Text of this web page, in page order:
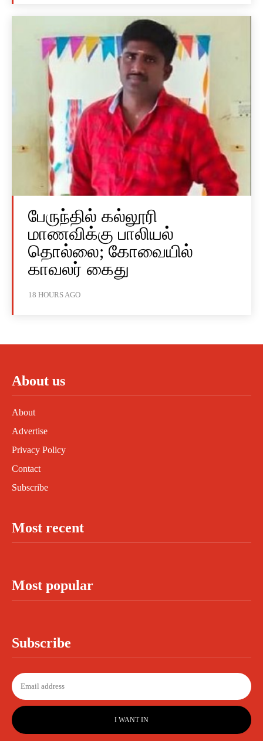
பேருந்தில் கல்லூரி
மாணவிக்கு பாலியல்
தொல்லை; கோவையில்
காவலர் கைது
18 HOURS AGO
About us
About
Advertise
Privacy Policy
Contact
Subscribe
Most recent
Most popular
Subscribe
I WANT IN